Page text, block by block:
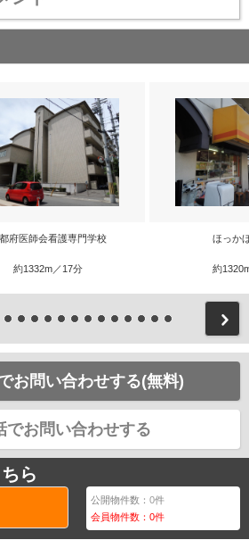
府医師会看護専門学校
約1332m／17分
ほっか
約
お問い合わせする(無料)
でお問い合わせする
ら
公開物件数：0件
会員物件数：0件